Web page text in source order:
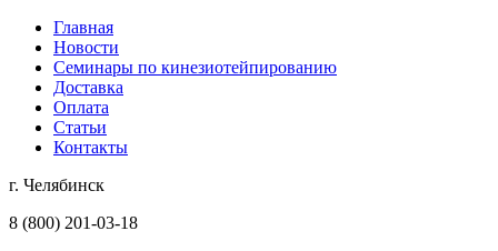
Главная
Новости
Семинары по кинезиотейпированию
Доставка
Оплата
Статьи
Контакты
г. Челябинск
8 (800) 201-03-18